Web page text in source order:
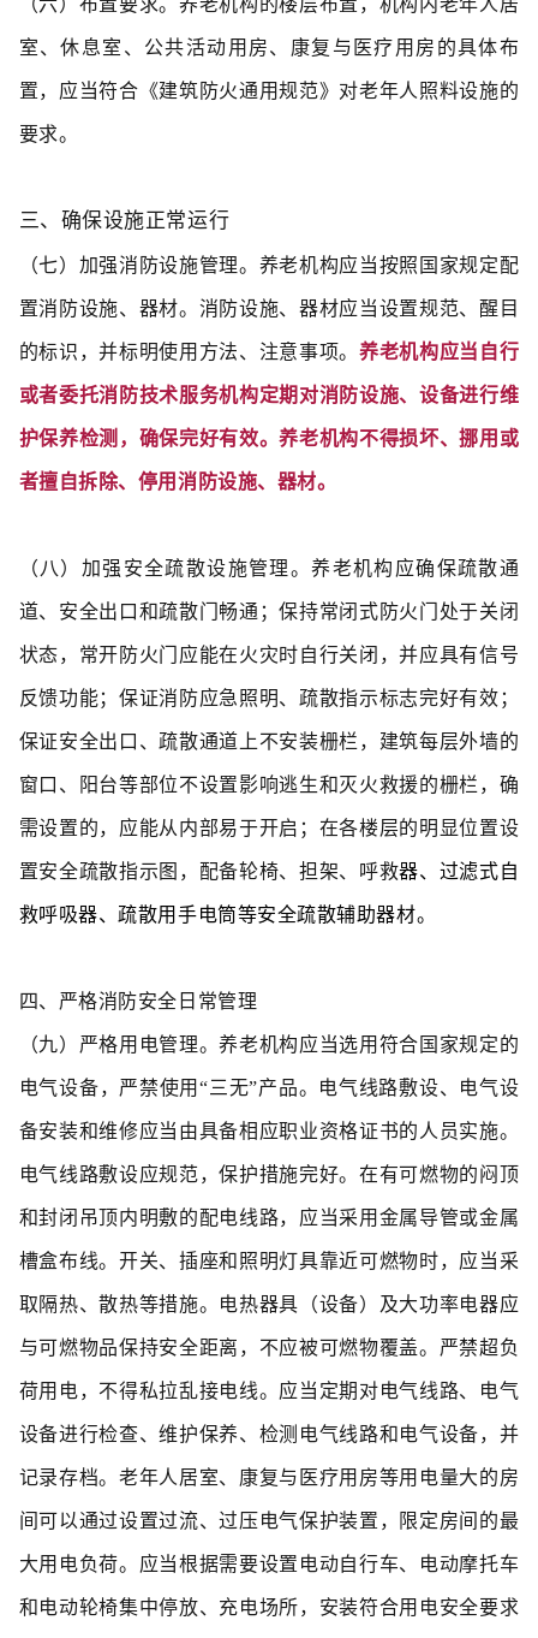
室、休息室、公共活动用房、康复与医疗用房的具体布
置，应当符合《建筑防火通用规范》对老年人照料设施的
要求。
三、确保设施正常运行
（七）加强消防设施管理。养老机构应当按照国家规定配
置消防设施、器材。消防设施、器材应当设置规范、醒目
的标识，并标明使用方法、注意事项。养老机构应当自行
或者委托消防技术服务机构定期对消防设施、设备进行维
护保养检测，确保完好有效。养老机构不得损坏、挪用或
者擅自拆除、停用消防设施、器材。
（八）加强安全疏散设施管理。养老机构应确保疏散通
道、安全出口和疏散门畅通；保持常闭式防火门处于关闭
状态，常开防火门应能在火灾时自行关闭，并应具有信号
反馈功能；保证消防应急照明、疏散指示标志完好有效；
保证安全出口、疏散通道上不安装栅栏，建筑每层外墙的
窗口、阳台等部位不设置影响逃生和灭火救援的栅栏，确
需设置的，应能从内部易于开启；在各楼层的明显位置设
置安全疏散指示图，配备轮椅、担架、呼救器、过滤式自
救呼吸器、疏散用手电筒等安全疏散辅助器材。
四、严格消防安全日常管理
（九）严格用电管理。养老机构应当选用符合国家规定的
电气设备，严禁使用“三无”产品。电气线路敷设、电气设
备安装和维修应当由具备相应职业资格证书的人员实施。
电气线路敷设应规范，保护措施完好。在有可燃物的闷顶
和封闭吊顶内明敷的配电线路，应当采用金属导管或金属
槽盒布线。开关、插座和照明灯具靠近可燃物时，应当采
取隔热、散热等措施。电热器具（设备）及大功率电器应
与可燃物品保持安全距离，不应被可燃物覆盖。严禁超负
荷用电，不得私拉乱接电线。应当定期对电气线路、电气
设备进行检查、维护保养、检测电气线路和电气设备，并
记录存档。老年人居室、康复与医疗用房等用电量大的房
间可以通过设置过流、过压电气保护装置，限定房间的最
大用电负荷。应当根据需要设置电动自行车、电动摩托车
和电动轮椅集中停放、充电场所，安装符合用电安全要求